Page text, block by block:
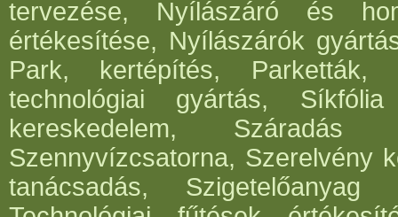
tervezése, Nyílászáró és
értékesítése, Nyílászárók
Park, kertépítés, Parketták,
technológiai gyártás,
kereskedelem, Száradás
Szennyvízcsatorna, Szerelvény
tanácsadás,